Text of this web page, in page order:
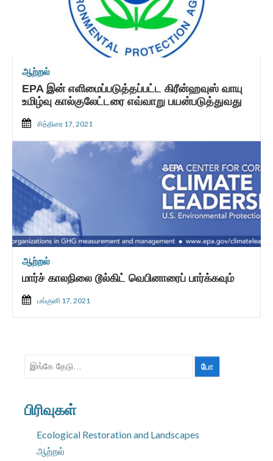
ஆற்றல்
EPA இன் எளிமைப்படுத்தப்பட்ட கிரீன்ஹவுஸ் வாயு
உமிழ்வு கால்குலேட்டரை எவ்வாறு பயன்படுத்துவது
சித்திரை 17, 2021
ஆற்றல்
மார்ச் காலநிலை டூல்கிட் வெபினாரைப் பார்க்கவும்
பங்குனி 17, 2021
தேட:
பிரிவுகள்
Ecological Restoration and Landscapes
ஆற்றல்